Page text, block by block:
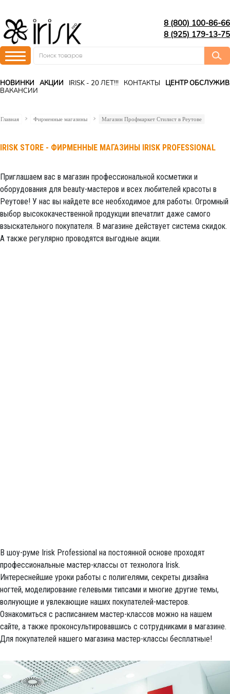
8 (800) 100-86-66
8 (925) 179-13-75
НОВИНКИ АКЦИИ IRISK - 20 ЛЕТ!!! КОНТАКТЫ
ЦЕНТР
ВАКАНСИИ
Главная Фирменные магазины Магазин Профмаркет Стилист в Реутове
IRISK STORE - ФИРМЕННЫЕ МАГАЗИНЫ IRISK PROFESSIONAL
Приглашаем вас в магазин профессиональной косметики и
оборудования для beauty-мастеров и всех любителей красоты в
Реутове! У нас вы найдете все необходимое для работы. Огромный
выбор высококачественной продукции впечатлит даже самого
взыскательного покупателя. В магазине действует система скидок.
А также регулярно проводятся выгодные акции.
В шоу-руме Irisk Professional на постоянной основе проходят
профессиональные мастер-классы от технолога Irisk.
Интереснейшие уроки работы с полигелями, секреты дизайна
ногтей, моделирование гелевыми типсами и многие другие темы,
волнующие и увлекающие наших покупателей-мастеров.
Ознакомиться с расписанием мастер-классов можно на нашем
сайте, а также проконсультировавшись с сотрудниками в магазине.
Для покупателей нашего магазина мастер-классы бесплатные!